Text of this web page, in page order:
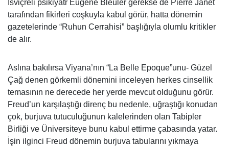
İsviçreli psikiyatr Eugene Bleuler gerekse de Pierre Janet
tarafından fikirleri coşkuyla kabul görür, hatta dönemin
gazetelerinde “Ruhun Cerrahisi” başlığıyla olumlu kritikler
de alır.
Aslına bakılırsa Viyana’nın “La Belle Epoque”unu- Güzel
Çağ denen görkemli dönemini inceleyen herkes cinsellik
temasının ne derecede her yerde mevcut olduğunu görür.
Freud’un karşılaştığı direnç bu nedenle, uğraştığı konudan
çok, burjuva tutuculuğunun kalelerinden olan Tabipler
Birliği ve Üniversiteye bunu kabul ettirme çabasında yatar.
İşin ilginci Freud dönemin burjuva tabularını yıkmaya